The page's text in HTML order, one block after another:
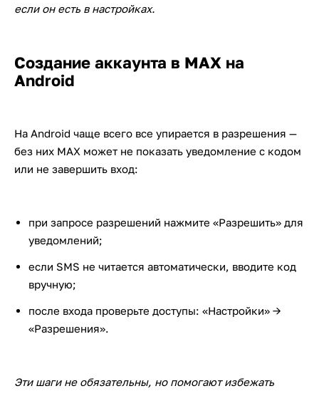
если он есть в настройках.
Создание аккаунта в MAX на
Android
На Android чаще всего все упирается в разрешения —
без них MAX может не показать уведомление с кодом
или не завершить вход:
при запросе разрешений нажмите «Разрешить» для
уведомлений;
если SMS не читается автоматически, вводите код
вручную;
после входа проверьте доступы: «Настройки» →
«Разрешения».
Эти шаги не обязательны, но помогают избежать